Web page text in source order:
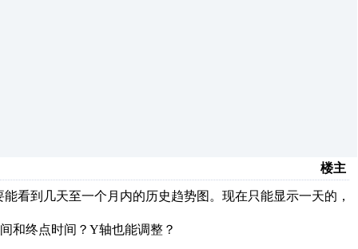
楼主
看到几天至一个月内的历史趋势图。现在只能显示一天的，
和终点时间？Y轴也能调整？